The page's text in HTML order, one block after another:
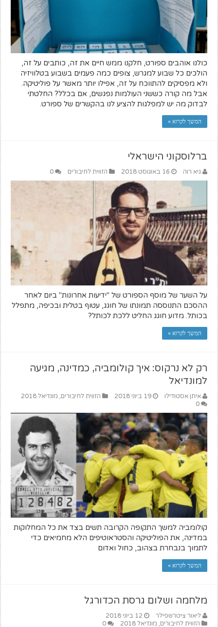
כולנו אוהבים ספורט, חלקנו ממש חיים את זה, כותבים על זה,
הולכים כל שבוע למגרש, צופים כמה פעמים בשבוע בטלוויזיה
ולא מפסיקים להתווכח על זה, אפילו יותר מאשר על פוליטיקה.
אבל מה קורה כששני העולמות נפגשים, אם בכלל? החלטתי
לבדוק מה יש למפלגות להציע לנו בהקשרים של ספורט.
המשך לקרוא »
ברלוסקוני הישראלי
גיא רוה 16 באוגוסט 2018 הזווית לחיבורים 0
על השער של מוסף הספורט של "ידיעות אחרונות" ביום לאחר
ההסכם התנוססה תמונתו של חוגג, עטוף בטלית ובכיפה, מתפלל
בכותל. מדוע חוגג החליט ללכת לכותל?
המשך לקרוא »
רק לא נרקוס: איך קולומביה, כמדינה, מגיעה
למונדיאל
איתן אסטודילו 19 ביוני 2018 הזווית לחיבורים, מונדיאל 2018
0
קולומביה למשך התקופה הקרובה תשים בצד את כל המחלוקות
במדינה, את הפוליטיקה והסטראוטיפים הלא מחמיאים כדי
לתמוך בנבחרת בצהוב, כחול ואדום
המשך לקרוא »
מלחמה ושלום גרסת הכדורגל
ליאור ציטרשפילר
12 ביוני 2018
הזווית לחיבורים, מונדיאל 2018 0